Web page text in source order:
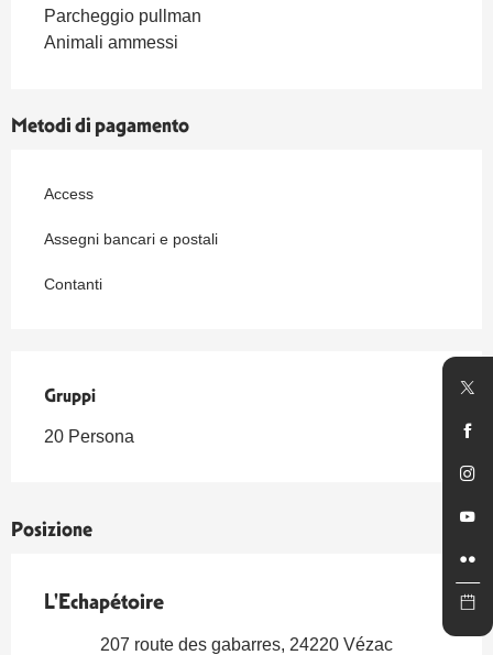
Parcheggio pullman
Animali ammessi
Metodi di pagamento
Access
Assegni bancari e postali
Contanti
Gruppi
Gruppi
20 Persona
Posizione
L'Echapétoire
207 route des gabarres, 24220 Vézac